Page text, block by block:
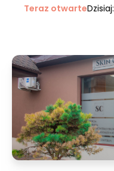
Teraz otwarteDzisiaj: